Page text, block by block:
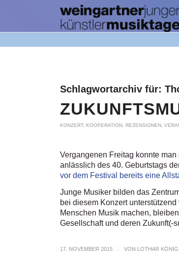
Schlagwortarchiv für:
KONZERT, KOOPERATION REZENSIONEN
Vergangenen Freitag konnte
anlässlich des 40. Geburtstags
vor dem Festival bereits eine
Junge Musiker bilden das
bei diesem Konzert
Menschen Musik machen,
Gesellschaft und deren Zukunft(-
17. NOVEMBER 2015 / VON LOTHAR KÖNIG